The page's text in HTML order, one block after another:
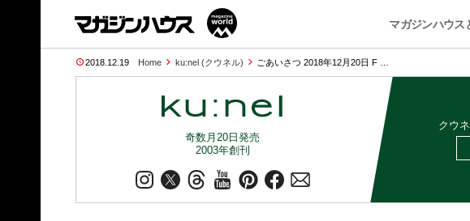
マガジンハウス
2018.12.19 Home ku:nel (クウネル) ごあいさつ 2018年12月20日 F …
奇数月20日発売
2003年創刊
クウ